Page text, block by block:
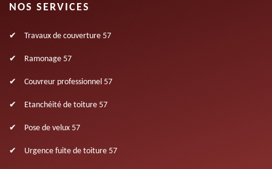
NOS SERVICES
Travaux de couverture 57
Ramonage 57
Couvreur professionnel 57
Etanchéité de toiture 57
Pose de velux 57
Urgence fuite de toiture 57